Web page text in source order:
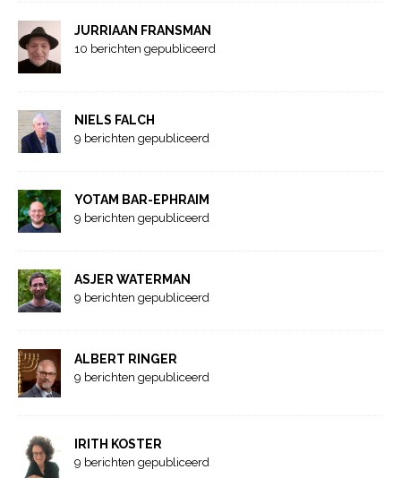
JURRIAAN FRANSMAN
10 berichten gepubliceerd
NIELS FALCH
9 berichten gepubliceerd
YOTAM BAR-EPHRAIM
9 berichten gepubliceerd
ASJER WATERMAN
9 berichten gepubliceerd
ALBERT RINGER
9 berichten gepubliceerd
IRITH KOSTER
9 berichten gepubliceerd